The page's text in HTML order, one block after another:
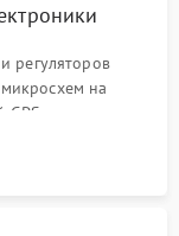
регуляторов
на
GPS